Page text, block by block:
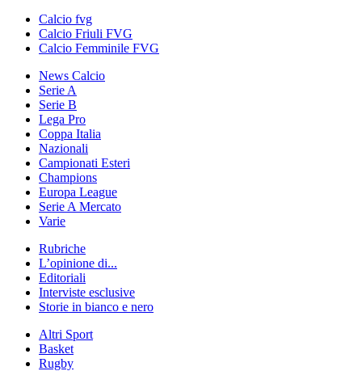
Calcio fvg
Calcio Friuli FVG
Calcio Femminile FVG
News Calcio
Serie A
Serie B
Lega Pro
Coppa Italia
Nazionali
Campionati Esteri
Champions
Europa League
Serie A Mercato
Varie
Rubriche
L’opinione di...
Editoriali
Interviste esclusive
Storie in bianco e nero
Altri Sport
Basket
Rugby